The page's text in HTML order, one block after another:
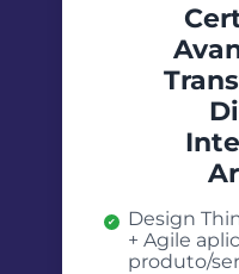
Design
+ Agile
produto/